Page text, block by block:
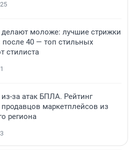
25
моложе: лучшие стрижки
40 — топ стильных
стилиста
1
из-за атак БПЛА. Рейтинг
маркетплейсов из
региона
3